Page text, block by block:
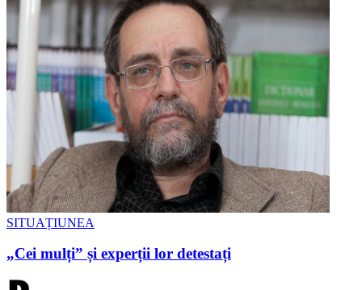
SITUAȚIUNEA
„Cei mulți” și experții lor detestați